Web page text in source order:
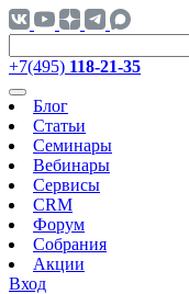
+7(495) 118-21-35
Блог
Статьи
Семинары
Вебинары
Сервисы
CRM
Форум
Собрания
Акции
Вход